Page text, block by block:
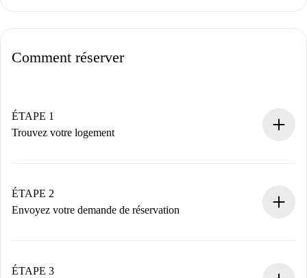
Comment réserver
ÉTAPE 1
Trouvez votre logement
Vous disposez à l’avance de toutes les informations
nécessaires.
ÉTAPE 2
Envoyez votre demande de réservation
Nous ne vous facturerons rien tant que le propriétaire
ÉTAPE 3